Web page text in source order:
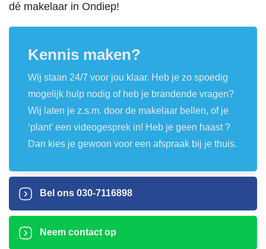
dé makelaar in Ondiep!
Kennis maken?
Wij staan 24/7 voor jou klaar. Heb je zo spoedig
mogelijk hulp nodig of heb je brandende vragen?
Wij laten je z.s.m. door de makelaar bellen, of je
‘plant’ een videogesprek in! Heb je geen haast ?
Dan kies je gewoon voor een afspraak bij je thuis.
Bel ons 030-7116898
Neem contact op